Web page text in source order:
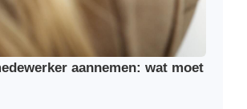
aannemen: wat moet